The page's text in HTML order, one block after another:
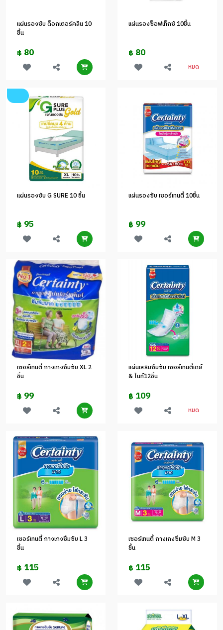
แผ่นรองซับ ด็อกเตอร์คลีน 10
ชิ้น
฿ 80
แผ่นรองซ็อฟเท็กซ์ 10ชิ้น
฿ 80
หมด
แผ่นรองซับ G SURE 10 ชิ้น
฿ 95
แผ่นรองซับ เซอร์เทนตี้ 10ชิ้น
฿ 99
เซอร์เทนตี้ กางเกงซึมซับ XL 2
ชิ้น
฿ 99
แผ่นเสริมซึมซับ เซอร์เทนตี้เดย์
& ไนท์12ชิ้น
฿ 109
หมด
เซอร์เทนตี้ กางเกงซึมซับ L 3
ชิ้น
฿ 115
เซอร์เทนตี้ กางเกงซึมซับ M 3
ชิ้น
฿ 115